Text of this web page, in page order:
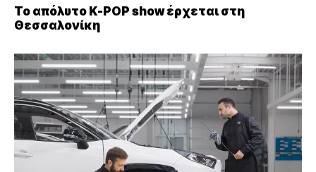
Το απόλυτο K-POP show έρχεται στη
Θεσσαλονίκη